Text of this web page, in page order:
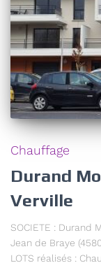
Chauffage
Durand
Verville
SOCIETE : Durand
Jean de Braye
LOTS réalisés :